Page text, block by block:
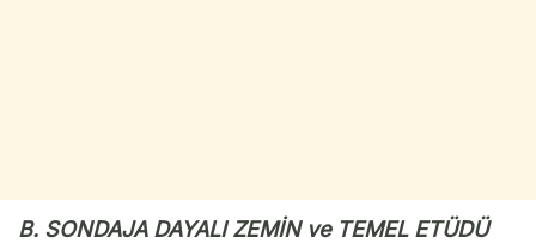
B. SONDAJA DAYALI ZEMİN ve TEMEL ETÜDÜ